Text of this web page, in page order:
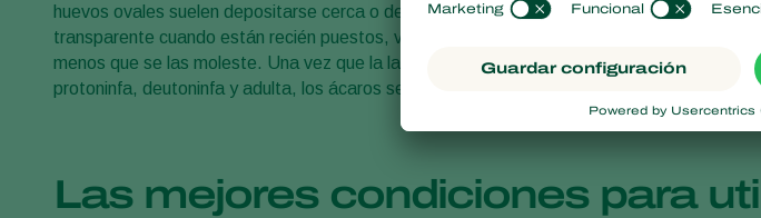
huevos ovales suelen depositarse cerca o dentro de una colonia dearaña roja. Tienen
transparente cuando están recién puestos, volviéndose ligeramente más oscuros más
menos que se las moleste. Una vez que la larva ha mudado a la fase protoninfa (con
protoninfa, deutoninfa y adulta, los ácaros se alimentan casi continuamente. Las
Las mejores condiciones para